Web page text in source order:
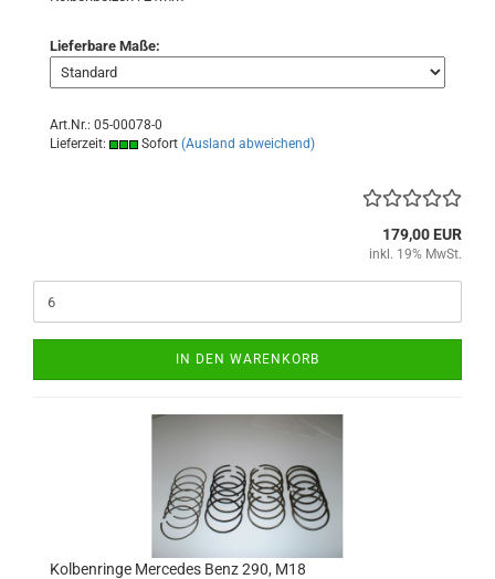
Lieferbare Maße:
Art.Nr.: 05-00078-0
Lieferzeit:
Sofort (Ausland abweichend)
179,00 EUR
inkl. 19% MwSt.
IN DEN WARENKORB
Kolbenringe Mercedes Benz 290, M18